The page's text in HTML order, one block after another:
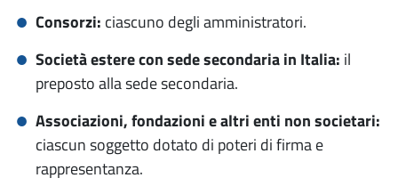
Consorzi: ciascuno degli amministratori.
Società estere con sede secondaria in Italia: il
preposto alla sede secondaria.
Associazioni, fondazioni e altri enti non societari:
ciascun soggetto dotato di poteri di firma e
rappresentanza.